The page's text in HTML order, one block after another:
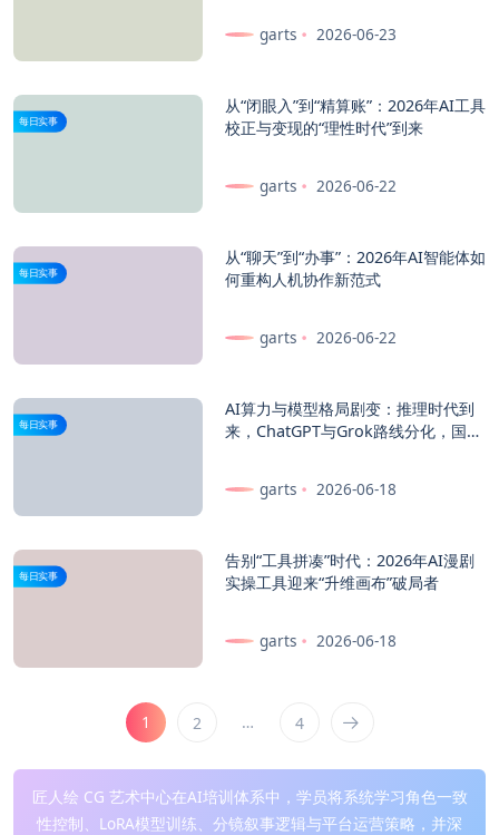
garts 2026-06-23
每日实事
从“闭眼入”到“精算账”：2026年AI工具
校正与变现的“理性时代”到来
garts 2026-06-22
每日实事
从“聊天”到“办事”：2026年AI智能体如
何重构人机协作新范式
garts 2026-06-22
每日实事
AI算力与模型格局剧变：推理时代到
来，ChatGPT与Grok路线分化，国内
garts
2026-06-18
每日实事
告别“工具拼凑”时代：2026年AI漫剧
实操工具迎来“升维画布”破局者
garts 2026-06-18
1 2 … 4
匠人绘 CG 艺术中心在AI培训体系中，学员将系统学习角色一致
性控制、LoRA模型训练、分镜叙事逻辑与平台运营策略，并深